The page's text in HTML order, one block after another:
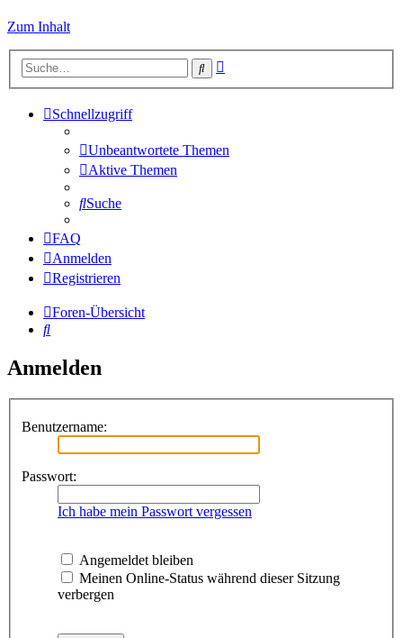
Zum Inhalt
Suche
Schnellzugriff
Unbeantwortete Themen
Aktive Themen
Suche
FAQ
Anmelden
Registrieren
Foren-Übersicht
Suche
Anmelden
Benutzername:
Passwort:
Ich habe mein Passwort vergessen
Angemeldet bleiben
Meinen Online-Status während dieser Sitzung
verbergen